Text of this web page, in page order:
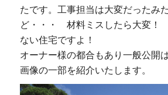
たです。工事担当は大変だったみ
ど・・・ 材料ミスしたら大変！
ない住宅ですよ！
オーナー様の都合もあり一般公開
画像の一部を紹介いたします。